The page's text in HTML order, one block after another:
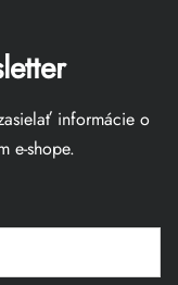
informácie o
e-shope.